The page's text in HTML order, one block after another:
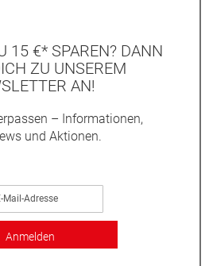
15 €* SPAREN? DANN
ZU UNSEREM
AN!
– Informationen,
und Aktionen.
Anmelden